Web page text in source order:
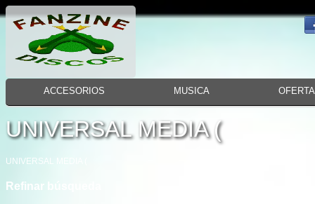
ACCESORIOS MUSICA
UNIVERSAL MEDIA (
UNIVERSAL MEDIA (
Refinar búsqueda